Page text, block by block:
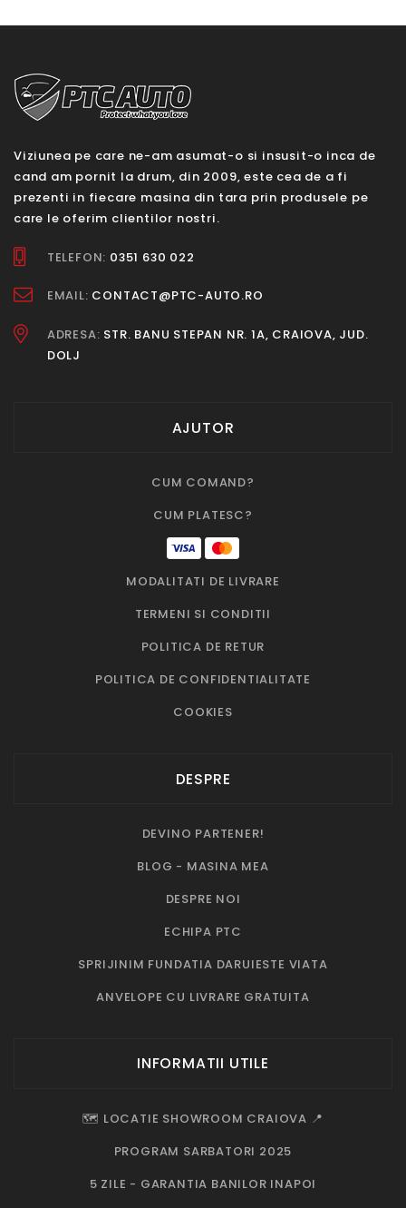
Viziunea pe care ne-am asumat-o si insusit-o inca de
cand am pornit la drum, din 2009, este cea de a fi
prezenti in fiecare masina din tara prin produsele pe
care le oferim clientilor nostri.
TELEFON: 0351 630 022
EMAIL: CONTACT@PTC-AUTO.RO
ADRESA: STR. BANU STEPAN NR. 1A, CRAIOVA, JUD.
DOLJ
AJUTOR
CUM COMAND?
CUM PLATESC?
MODALITATI DE LIVRARE
TERMENI SI CONDITII
POLITICA DE RETUR
POLITICA DE CONFIDENTIALITATE
COOKIES
DESPRE
DEVINO PARTENER!
BLOG - MASINA MEA
DESPRE NOI
ECHIPA PTC
SPRIJINIM FUNDATIA DARUIESTE VIATA
ANVELOPE CU LIVRARE GRATUITA
INFORMATII UTILE
🗺️ LOCATIE SHOWROOM CRAIOVA 📍
PROGRAM SARBATORI 2025
5 ZILE - GARANTIA BANILOR INAPOI